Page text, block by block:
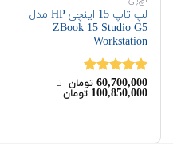
لپ تاپ 15 اینچی HP مدل
ZBook 15 Studio G5
Workstation
نمره5.00
از 5
60,700,000 تومان‌ تا ‌
100,850,000 تومان